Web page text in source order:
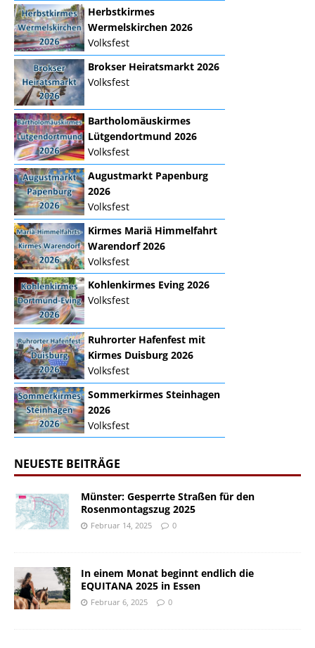
Herbstkirmes
Wermelskirchen 2026
Volksfest
Brokser Heiratsmarkt 2026
Volksfest
Bartholomäuskirmes
Lütgendortmund 2026
Volksfest
Augustmarkt Papenburg
2026
Volksfest
Kirmes Mariä Himmelfahrt
Warendorf 2026
Volksfest
Kohlenkirmes Eving 2026
Volksfest
Ruhrorter Hafenfest mit
Kirmes Duisburg 2026
Volksfest
Sommerkirmes Steinhagen
2026
Volksfest
NEUESTE BEITRÄGE
Münster: Gesperrte Straßen für den
Rosenmontagszug 2025
Februar 14, 2025 0
In einem Monat beginnt endlich die
EQUITANA 2025 in Essen
Februar 6, 2025 0